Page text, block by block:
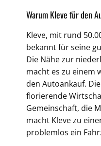
Warum Kleve für den
Kleve, mit rund
bekannt für seine
Die Nähe zur
macht es zu einem
den Autoankauf.
florierende
Gemeinschaft, die
macht Kleve zu
problemlos ein